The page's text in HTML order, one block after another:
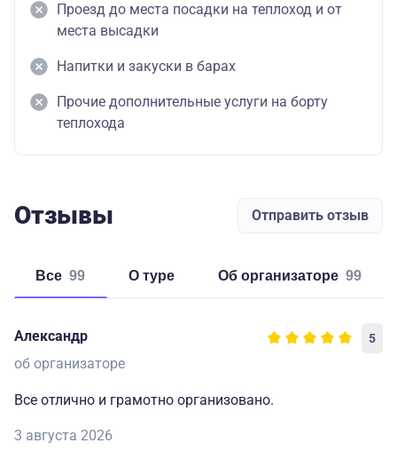
Проезд до места посадки на теплоход и от
места высадки
Напитки и закуски в барах
Прочие дополнительные услуги на борту
теплохода
Отзывы Отправить отзыв
Все 99 о туре об организаторе 99
Александр 5
об организаторе
Все отлично и грамотно организовано.
3 августа 2026